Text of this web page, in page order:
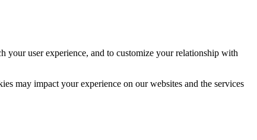
your user experience, and to customize your relationship with
may impact your experience on our websites and the services